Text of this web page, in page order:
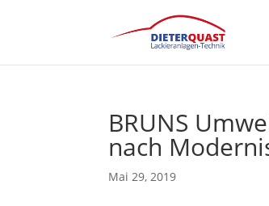
BRUNS
nach
Mai 29, 2019